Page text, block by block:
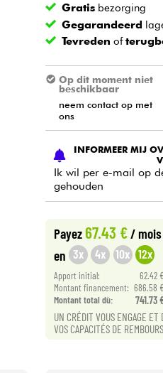
Kabels &
Gratis bezorging
Gegarandeerd
Tevreden of
Op dit moment niet
beschikbaar
neem contact op met
ons
INFORMEER MIJ
Ik wil per e-mail op
gehouden
Payez67.43 €/ mois
en 3x 4x 10x 12x
Apport initial: 62.42 €
Montant financement: 686.58 €
Montant total dù:
741.73
UN CRÉDIT VOUS ENGAGE
VOS CAPACITÉS DE